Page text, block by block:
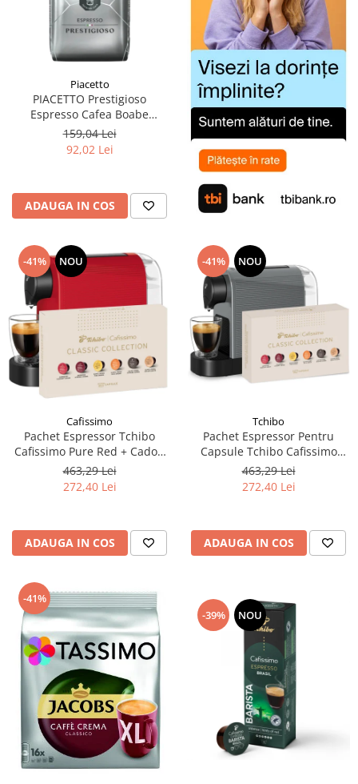
Piacetto
PIACETTO Prestigioso
Espresso Cafea Boabe
Espresso 1kg - (TDV
14.09.2026)
159,04 Lei
92,02 Lei
ADAUGA IN COS
-41% NOU
Cafissimo
Pachet Espressor Tchibo
Cafissimo Pure Red + Cadou
60 de Capsule Cafissimo
Classic Collection
463,29 Lei
272,40 Lei
ADAUGA IN COS
-41% NOU
Tchibo
Pachet Espressor Pentru
Capsule Tchibo Cafissimo
Pure Grey + TCHIBO
CAFISSIMO Set Capsule 6
Sortimente - Bundle
463,29 Lei
272,40 Lei
ADAUGA IN COS
-41%
-39% NOU